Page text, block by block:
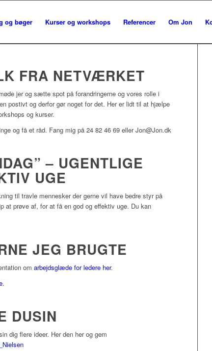
og bøger Kurser og workshops Referencer Om Jon
FRA NETVÆRKET
jer og sætte spot på forandringerne og vores rolle i
postivt og derfor gør noget for det. Her er lidt til at hjælpe
og kurser.
og få et råd. Fang mig på 24 82 46 69 eller Jon@Jon.dk
– UGENTLIGE
UGE
til travle mennesker der gerne vil have bedre styr på
at prøve af, for at få en god og effektiv uge. Du kan
JEG BRUGTE
om arbejdsglæde for ledere her.
.
DUSIN
dig flere ideer. Her den her og gem